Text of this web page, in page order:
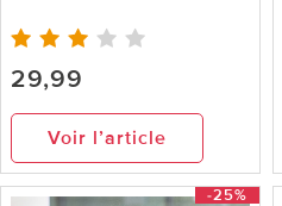
29,99
Voir l’article
-25%